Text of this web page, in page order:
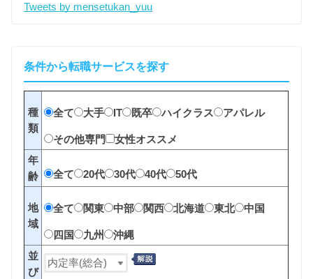
Tweets by mensetukan_yuu
条件から転職サービスを探す
種
類
全て 大手 IT 既卒 ハイクラス アパレル
その他専門
女性オススメ
年
齢
全て 20代 30代 40代 50代
地
域
全て 関東 中部 関西 北海道 東北 中国
四国 九州
沖縄
並
び